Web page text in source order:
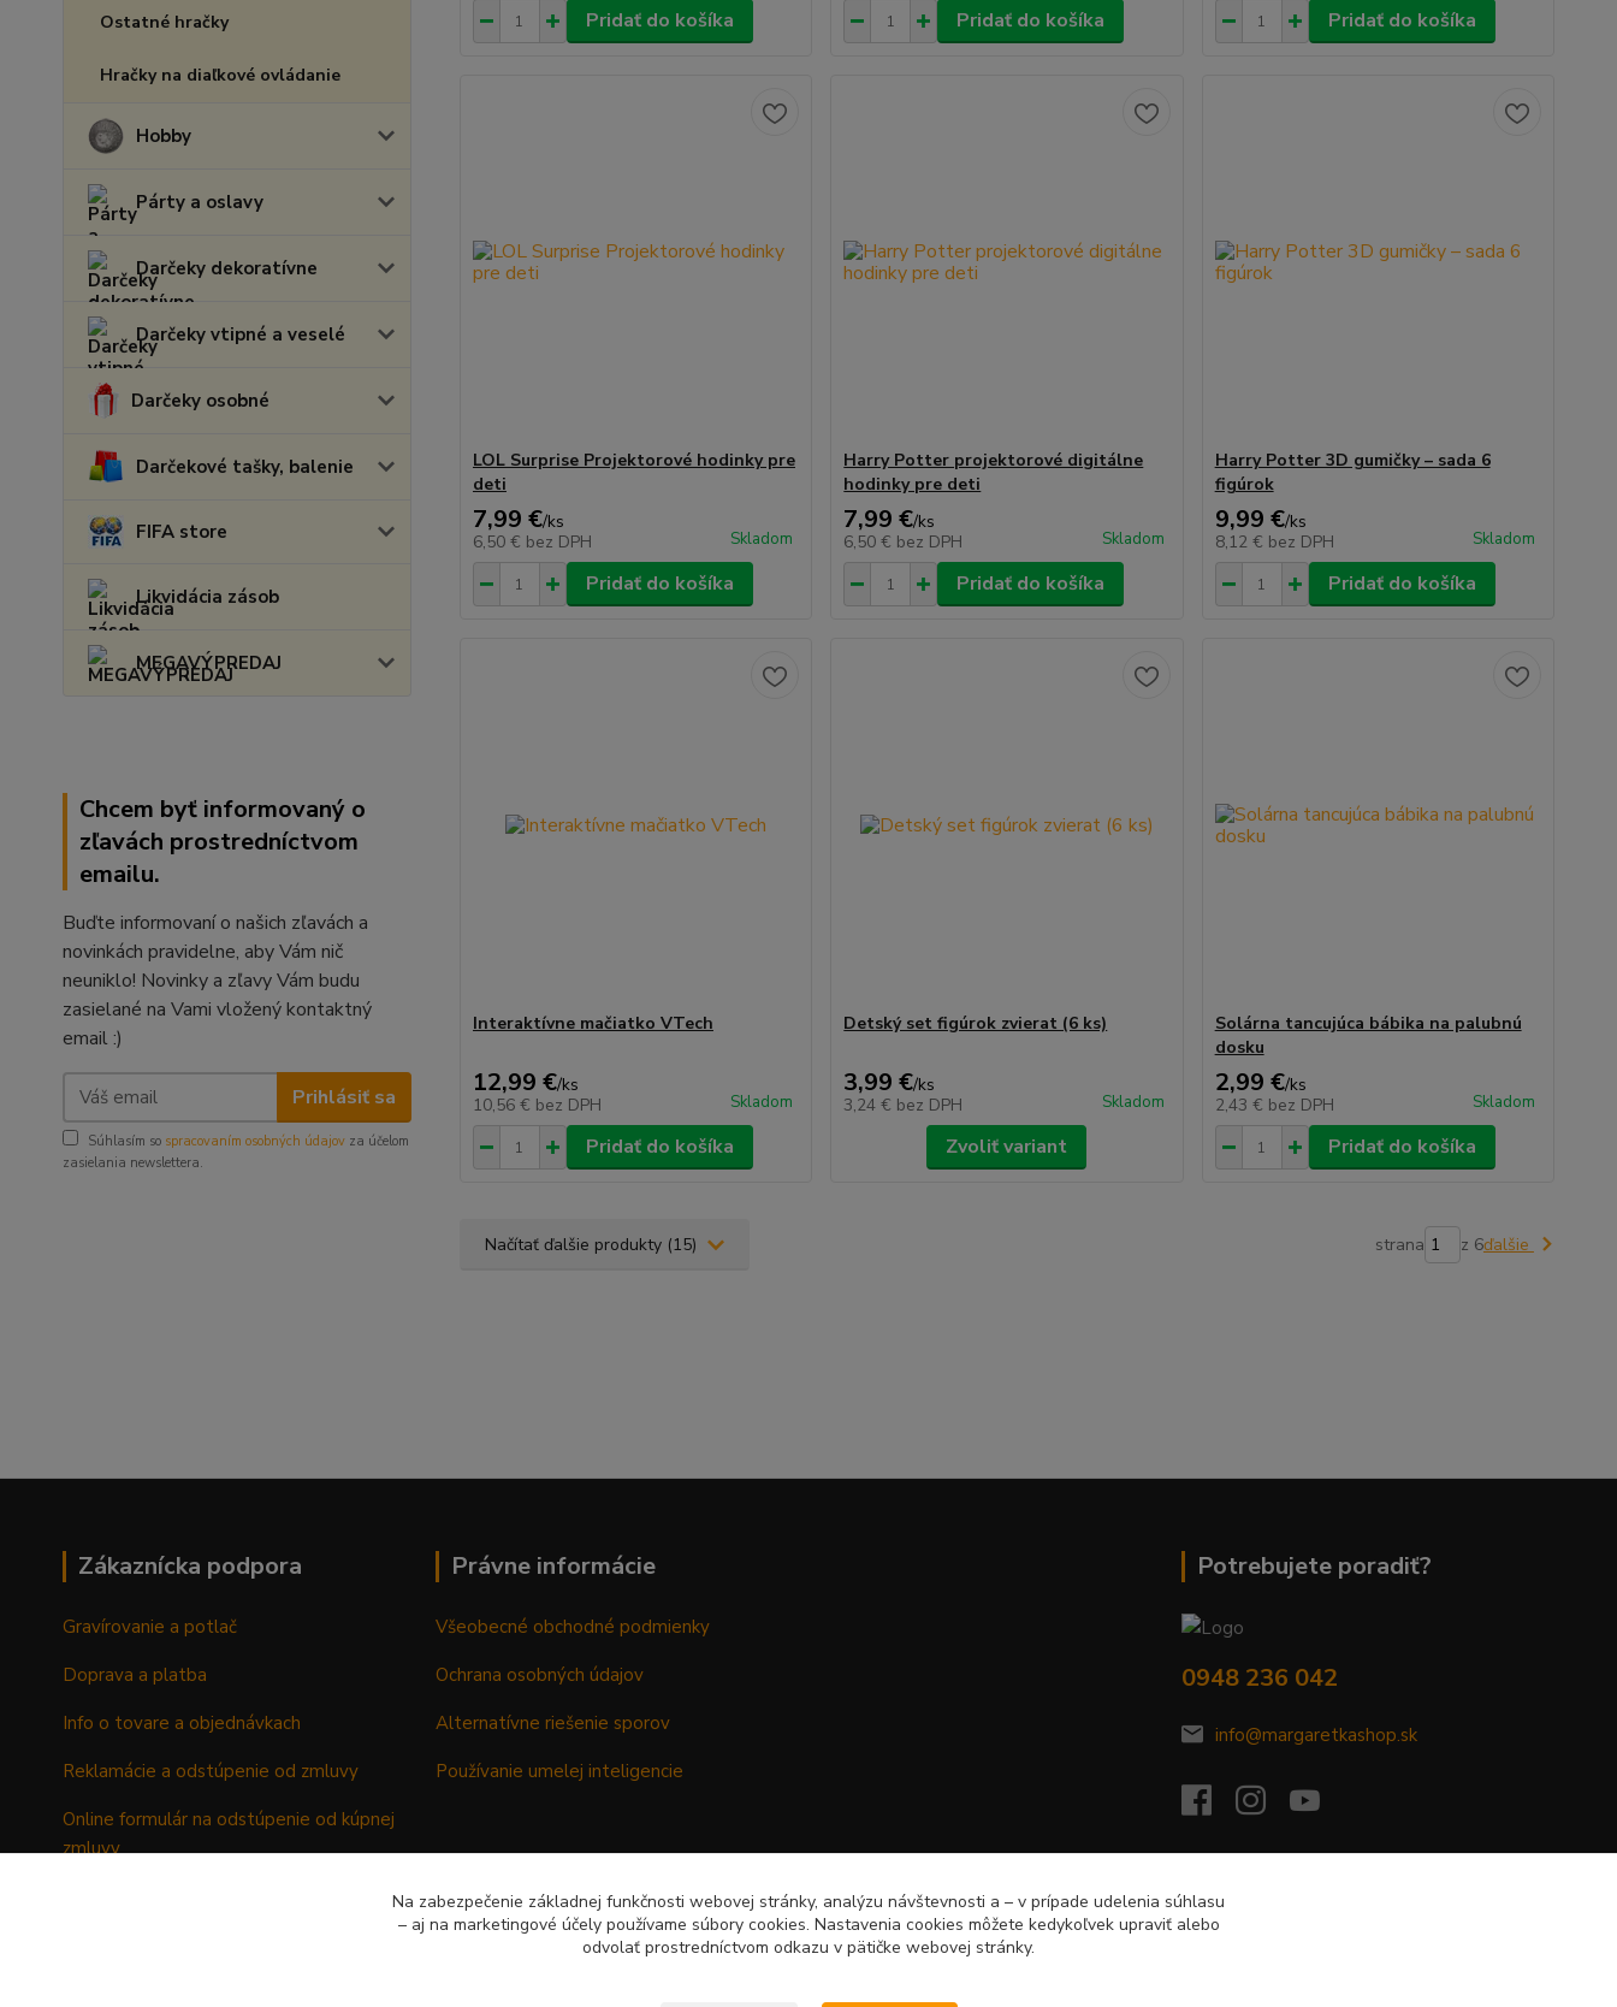
Ostatné hračky
Hračky na diaľkové ovládanie
Hobby
Párty a oslavy
Darčeky dekoratívne
Darčeky vtipné a veselé
Darčeky osobné
Darčekové tašky, balenie
FIFA store
Likvidácia zásob
MEGAVÝPREDAJ
Chcem byť informovaný o
zľavách prostredníctvom
emailu.
Buďte informovaní o našich zľavách a
novinkách pravidelne, aby Vám nič
neuniklo! Novinky a zľavy Vám budu
zasielané na Vami vložený kontaktný
email :)
Prihlásiť sa
Súhlasím so spracovaním osobných údajov za účelom
zasielania newslettera.
Pridať do košíka Pridať do košíka Pridať do košíka
LOL Surprise Projektorové hodinky pre
deti
7,99 €/ks
6,50 € bez DPH Skladom
Pridať do košíka
Harry Potter projektorové digitálne
hodinky pre deti
7,99 €/ks
6,50 € bez DPH Skladom
Pridať do košíka
Harry Potter 3D gumičky – sada 6
figúrok
9,99 €/ks
8,12 € bez DPH Skladom
Pridať do košíka
Interaktívne mačiatko VTech
12,99 €/ks
10,56 € bez DPH Skladom
Pridať do košíka
Detský set figúrok zvierat (6 ks)
3,99 €/ks
3,24 € bez DPH Skladom
Zvoliť variant
Solárna tancujúca bábika na palubnú
dosku
2,99 €/ks
2,43 € bez DPH Skladom
Pridať do košíka
Načítať ďalšie produkty (15) strana z 6ďalšie
Zákaznícka podpora
Gravírovanie a potlač
Doprava a platba
Info o tovare a objednávkach
Reklamácie a odstúpenie od zmluvy
Online formulár na odstúpenie od kúpnej
zmluvy
Právne informácie
Všeobecné obchodné podmienky
Ochrana osobných údajov
Alternatívne riešenie sporov
Používanie umelej inteligencie
Potrebujete poradiť?
0948 236 042
info@margaretkashop.sk
Na zabezpečenie základnej funkčnosti webovej stránky, analýzu návštevnosti a – v prípade udelenia súhlasu
– aj na marketingové účely používame súbory cookies. Nastavenia cookies môžete kedykoľvek upraviť alebo
odvolať prostredníctvom odkazu v pätičke webovej stránky.